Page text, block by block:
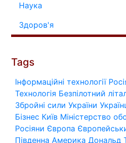
Наука
Здоров'я
Tags
Інформаційні технології
Технологія Безпілотний
Збройні сили України
Бізнес Київ Міністерство
Росіяни Європа
Південна Америка Дональд